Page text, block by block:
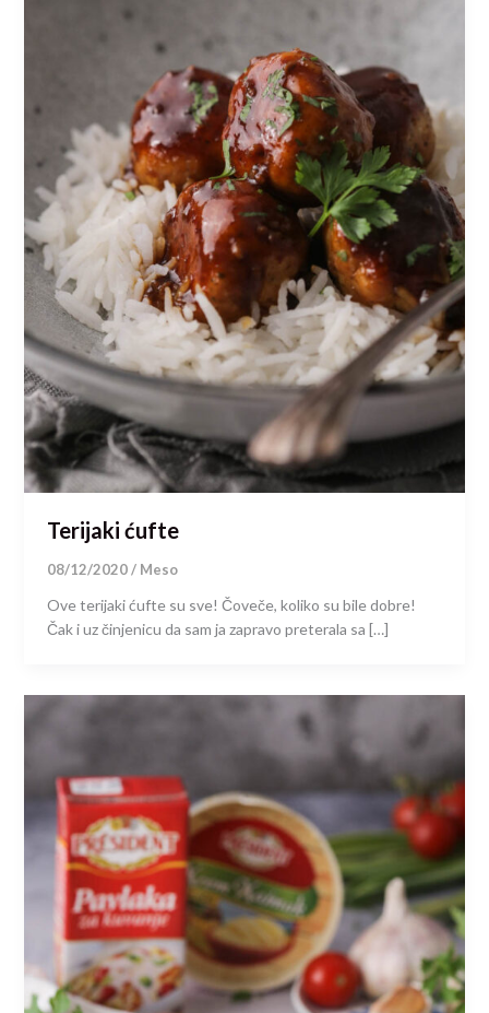
Terijaki ćufte
08/12/2020/ Meso
Ove terijaki ćufte su sve! Čoveče, koliko su bile dobre!
Čak i uz činjenicu da sam ja zapravo preterala sa […]